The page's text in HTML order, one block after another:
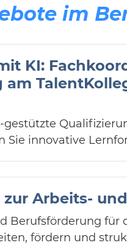
im
KI:
am
Sie innovative
Arbeits-
Berufsförderung
fördern und